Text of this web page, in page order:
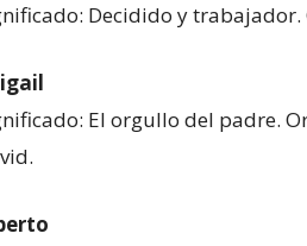
Decidido y trabajador.
El orgullo del padre.